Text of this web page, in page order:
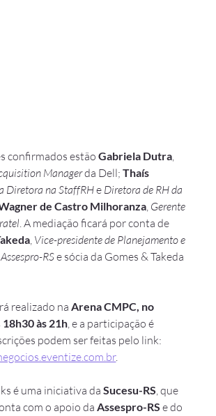
confirmados estão Gabriela Dutra,
Manager da Dell; Thaís
Diretora na StaffRH e Diretora de RH da
de Castro Milhoranza, Gerente
. A mediação ficará por conta de
, Vice-presidente de Planejamento e
RS e sócia da Gomes & Takeda
realizado na Arena CMPC, no
18h30 às 21h, e a participação é
podem ser feitas pelo link:
.
é uma iniciativa da Sucesu-RS, que
com o apoio da Assespro-RS e do